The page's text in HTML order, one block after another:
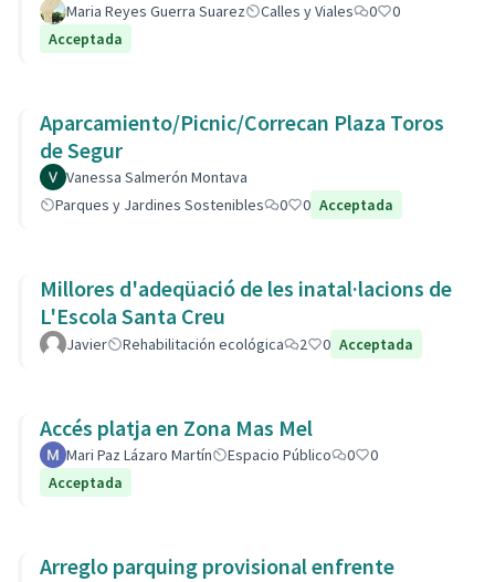
Maria Reyes Guerra Suarez Calles y Viales 0
0
Acceptada
Aparcamiento/Picnic/Correcan Plaza Toros
de Segur
Vanessa Salmerón Montava
Parques y Jardines Sostenibles
0 0 Acceptada
Millores d'adeqüació de les inatal·lacions de
L'Escola Santa Creu
Javier Rehabilitación ecológica 2 0 Acceptada
Accés platja en Zona Mas Mel
Mari Paz Lázaro Martín Espacio Público 0
0
Acceptada
Arreglo parquing provisional enfrente